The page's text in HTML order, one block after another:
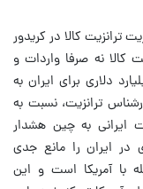
ترانزیت کالا در کریدور
کالا نه صرفا واردات و
دلاری برای ایران به
ترانزیت، نسبت به
ایرانی به چین هشدار
در ایران را مانع جدی
با آمریکا است و این